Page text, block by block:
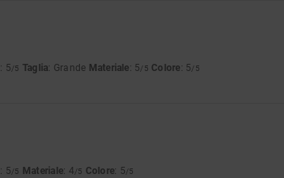
: 5/5 Taglia: Grande Materiale: 5/5 Colore: 5/5
: 5/5 Materiale: 4/5 Colore: 5/5